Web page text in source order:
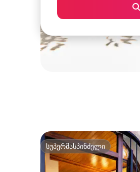
სუპერმასპინძელი
სუპერმასპინძელი